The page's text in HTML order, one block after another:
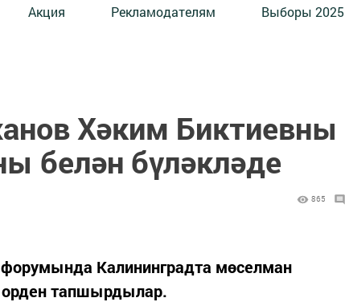
Акция Рекламодателям Выборы 2025
Хәким Биктиевны
белән бүләкләде
865
Калининградта мөселман
орден тапшырдылар.